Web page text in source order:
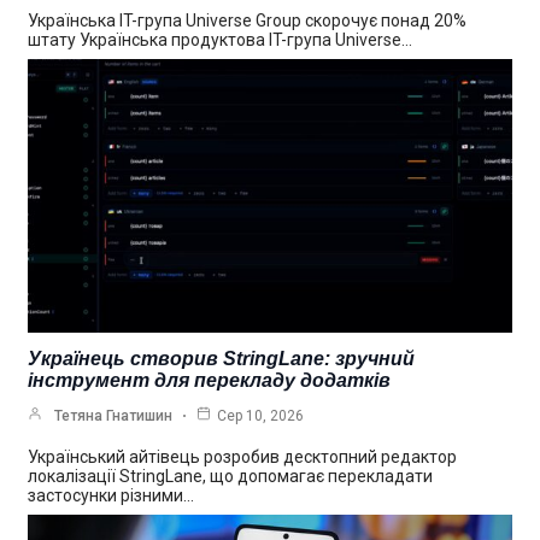
Українська IT-група Universe Group скорочує понад 20%
штату Українська продуктова IT-група Universe…
Українець створив StringLane: зручний
інструмент для перекладу додатків
Тетяна Гнатишин Сер 10, 2026
Український айтівець розробив десктопний редактор
локалізації StringLane, що допомагає перекладати
застосунки різними…